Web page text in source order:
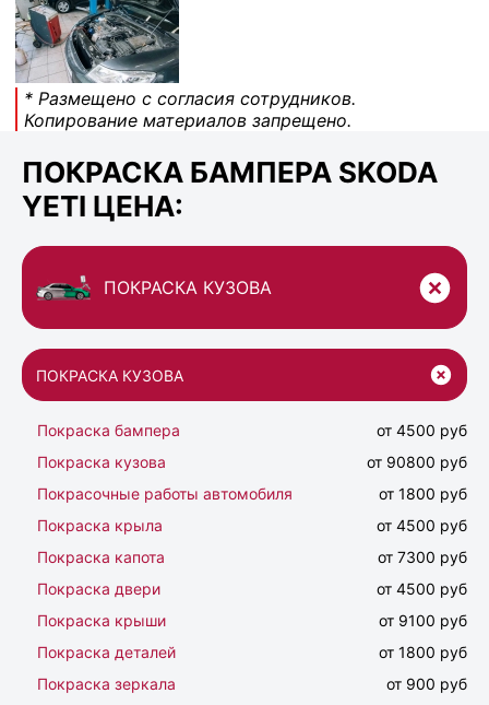
* Размещено с согласия сотрудников.
Копирование материалов запрещено.
ПОКРАСКА БАМПЕРА SKODA
YETI ЦЕНА:
ПОКРАСКА КУЗОВА
ПОКРАСКА КУЗОВА
Покраска бампера
от 4500 руб
Покраска кузова
от 90800 руб
Покрасочные работы автомобиля
от 1800 руб
Покраска крыла
от 4500 руб
Покраска капота
от 7300 руб
Покраска двери
от 4500 руб
Покраска крыши
от 9100 руб
Покраска деталей
от 1800 руб
Покраска зеркала
от 900 руб